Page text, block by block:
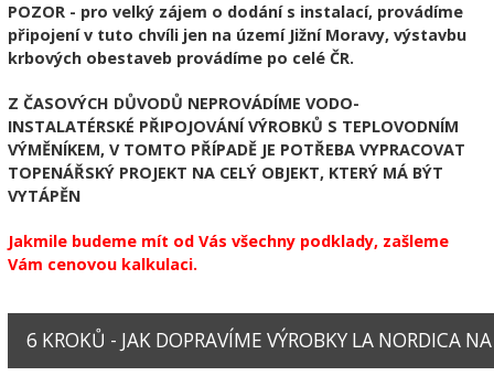
POZOR - pro velký zájem o dodání s instalací, provádíme
připojení v tuto chvíli jen na území Jižní Moravy, výstavbu
krbových obestaveb provádíme po celé ČR.
Z ČASOVÝCH DŮVODŮ NEPROVÁDÍME VODO-
INSTALATÉRSKÉ PŘIPOJOVÁNÍ VÝROBKŮ S TEPLOVODNÍM
VÝMĚNÍKEM, V TOMTO PŘÍPADĚ JE POTŘEBA VYPRACOVAT
TOPENÁŘSKÝ PROJEKT NA CELÝ OBJEKT, KTERÝ MÁ BÝT
VYTÁPĚN
Jakmile budeme mít od Vás všechny podklady, zašleme
Vám cenovou kalkulaci.
6 KROKŮ - JAK DOPRAVÍME VÝROBKY LA NORDICA